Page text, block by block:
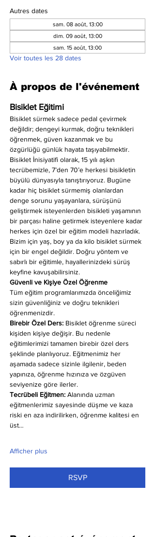
Autres dates
sam. 08 août, 13:00
dim. 09 août, 13:00
sam. 15 août, 13:00
Voir toutes les 28 dates
À propos de l'événement
Bisiklet Eğitimi
Bisiklet sürmek sadece pedal çevirmek
değildir; dengeyi kurmak, doğru teknikleri
öğrenmek, güven kazanmak ve bu
özgürlüğü günlük hayata taşıyabilmektir.
Bisiklet İnisiyatifi olarak, 15 yılı aşkın
tecrübemizle, 7’den 70’e herkesi bisikletin
büyülü dünyasıyla tanıştırıyoruz. Bugüne
kadar hiç bisiklet sürmemiş olanlardan
denge sorunu yaşayanlara, sürüşünü
geliştirmek isteyenlerden bisikleti yaşamının
bir parçası haline getirmek isteyenlere kadar
herkes için özel bir eğitim modeli hazırladık.
Bizim için yaş, boy ya da kilo bisiklet sürmek
için bir engel değildir. Doğru yöntem ve
sabırlı bir eğitimle, hayallerinizdeki sürüş
keyfine kavuşabilirsiniz.
Güvenli ve Kişiye Özel Öğrenme
Tüm eğitim programlarımızda önceliğimiz
sizin güvenliğiniz ve doğru teknikleri
öğrenmenizdir.
Birebir Özel Ders: Bisiklet öğrenme süreci
kişiden kişiye değişir. Bu nedenle
eğitimlerimizi tamamen birebir özel ders
şeklinde planlıyoruz. Eğitmenimiz her
aşamada sadece sizinle ilgilenir, beden
yapınıza, öğrenme hızınıza ve özgüven
seviyenize göre ilerler.
Tecrübeli Eğitmen: Alanında uzman
eğitmenlerimiz sayesinde düşme ve kaza
riski en aza indirilirken, öğrenme kalitesi en
üst…
Afficher plus
RSVP